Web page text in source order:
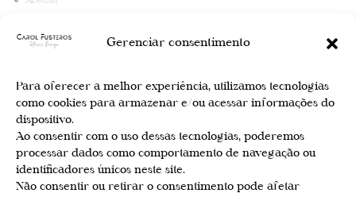
Gerenciar consentimento
Para oferecer a melhor experiência, utilizamos tecnologias
como cookies para armazenar e/ou acessar informações do
dispositivo.
Ao consentir com o uso dessas tecnologias, poderemos
processar dados como comportamento de navegação ou
identificadores únicos neste site.
Não consentir ou retirar o consentimento pode afetar
WordPress.org
POSTS RECENTES
Hello world!
Digital Experience